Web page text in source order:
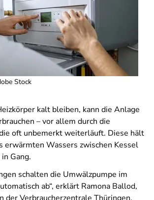
Stock
kalt bleiben, kann die Anlage
– vor allem durch die
oft unbemerkt weiterläuft. Diese hält
erwärmten Wassers zwischen Kessel
Gang.
schalten die Umwälzpumpe im
ab“, erklärt Ramona Ballod,